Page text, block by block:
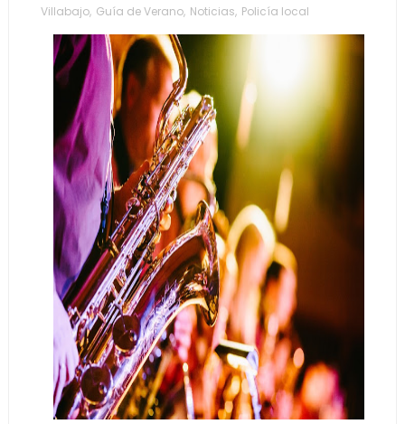
Villabajo, Guía de Verano, Noticias, Policía local